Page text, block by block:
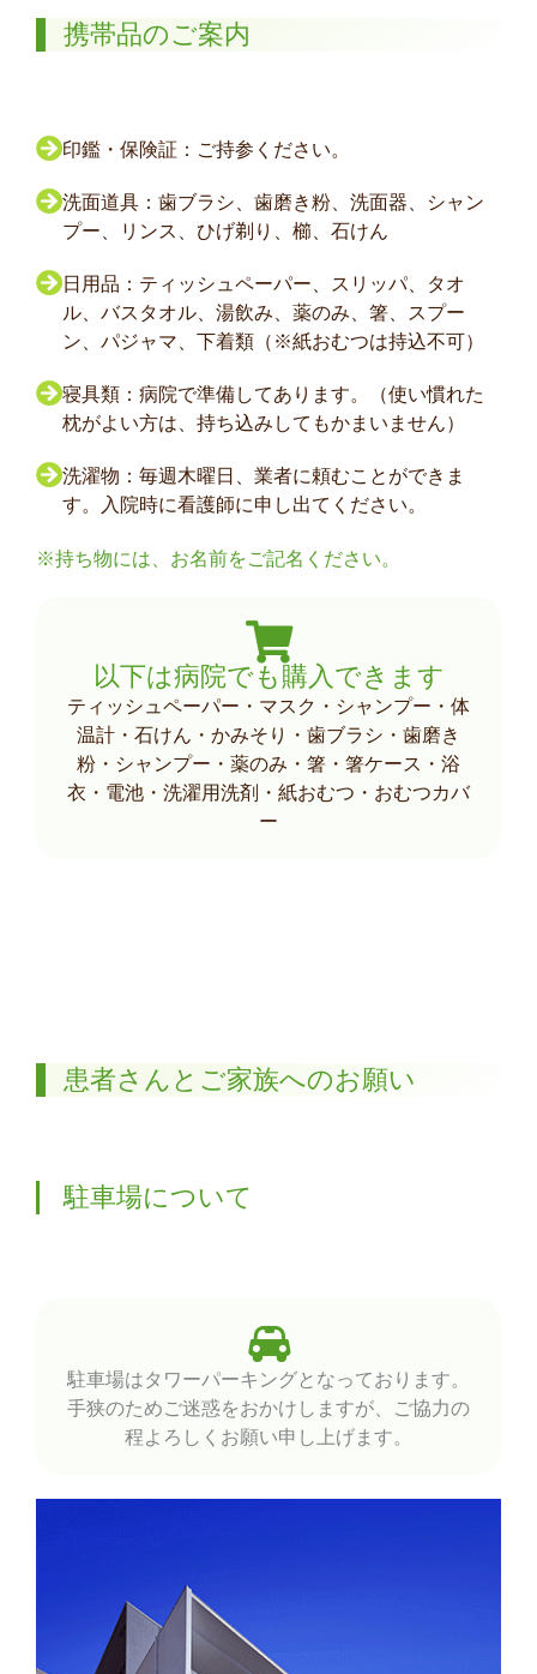
携帯品のご案内
印鑑・保険証：ご持参ください。
洗面道具：歯ブラシ、歯磨き粉、洗面器、シャン
プー、リンス、ひげ剃り、櫛、石けん
日用品：ティッシュペーパー、スリッパ、タオ
ル、バスタオル、湯飲み、薬のみ、箸、スプー
ン、パジャマ、下着類（※紙おむつは持込不可）
寝具類：病院で準備してあります。（使い慣れた
枕がよい方は、持ち込みしてもかまいません）
洗濯物：毎週木曜日、業者に頼むことができま
す。入院時に看護師に申し出てください。
※持ち物には、お名前をご記名ください。
以下は病院でも購入できます
ティッシュペーパー・マスク・シャンプー・体
温計・石けん・かみそり・歯ブラシ・歯磨き
粉・シャンプー・薬のみ・箸・箸ケース・浴
衣・電池・洗濯用洗剤・紙おむつ・おむつカバ
ー
患者さんとご家族へのお願い
駐車場について
駐車場はタワーパーキングとなっております。
手狭のためご迷惑をおかけしますが、ご協力の
程よろしくお願い申し上げます。